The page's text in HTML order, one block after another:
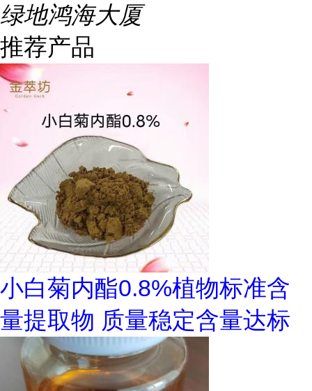
绿地鸿海大厦
推荐产品
小白菊内酯0.8%植物标准含
量提取物 质量稳定含量达标